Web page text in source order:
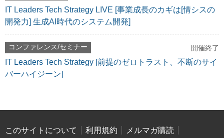
IT Leaders Tech Strategy LIVE [事業成長のカギは[情シスの
開発力] 生成AI時代のシステム開発]
コンファレンス/セミナー 開催終了
IT Leaders Tech Strategy [前提のゼロトラスト、不断のサイ
バーハイジーン]
このサイトについて 利用規約
メルマガ購読